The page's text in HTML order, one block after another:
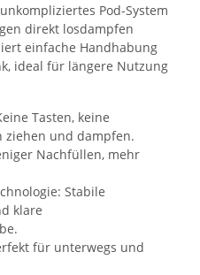
Pod-System
direkt losdampfen
einfache Handhabung
ideal für längere Nutzung
Tasten, keine
ziehen und dampfen.
Nachfüllen, mehr
Stabile
klare
für unterwegs und